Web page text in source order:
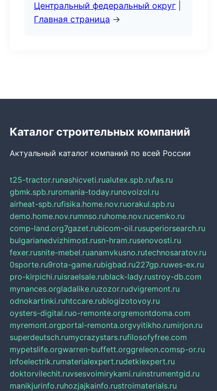
Центральный федеральный округ
Главная страница →
Каталог строительных компаний
Актуальный каталог компаний по всей России
t25-tractor.runashicveti.rualutex.spb.rufas.ru
gbmk.spb.ruromania-today.runovoizol.ru
airheat-spb.rufisika.home.nov.ruorakul.spb.ru
demo.home.nov.rumnso.ruhome.nov.rucemko.ru
comp-land.org7gazet.rubicom-oil.rusuperiorsearch.ru
bulgarianedvizhimost.rusn-hram.rusenovosti.ru
fexer.rusnite-mebel.ruanamvkusno.rutechnosaratov.ru
0sporte.ru9rota-game.rubigbad.ru227gp.ruwes-ex.ru
pro-kirpichi.ruisraelsale.rublack-lady.rustroy-db.com
mynances.orgladalike.ruzozor.rudvigremont.ru
odnokartinki.ruhtccare.rublogizotovoy.ru
oysters-digital.ruo-remonte.orgremontdoma.com
myremont.orgportal-remonta.orgvyitikho.rumirjon.ru
superdeutsch.rumycrazystars.rufilosofyfree.com
mypetslife.orgwarren-buffett.orggreleon.comsp-or.ru
infoelectrik.rumaterialexpert.rudetkiexpert.ru
doktorvilechit.ruvsesvoimirykami.ruinstrumentgid.ru
manikjurinfo.ruhozjajkainfo.rustroimaterials.ru